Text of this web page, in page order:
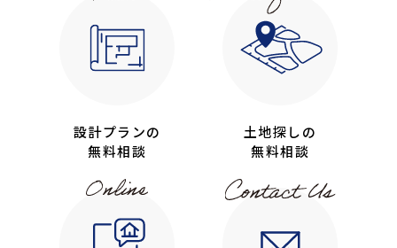
設計プランの
無料相談
土地探しの
無料相談